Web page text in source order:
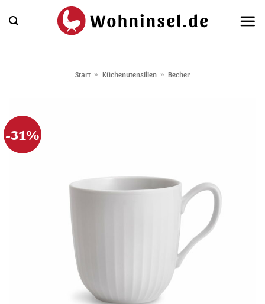
Inhalt
Start » Küchenutensilien » Becher
-31%